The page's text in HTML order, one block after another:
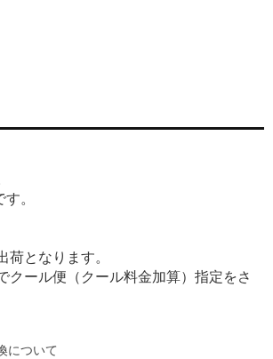
。
となります。
クール便（クール料金加算）指定をさ
について